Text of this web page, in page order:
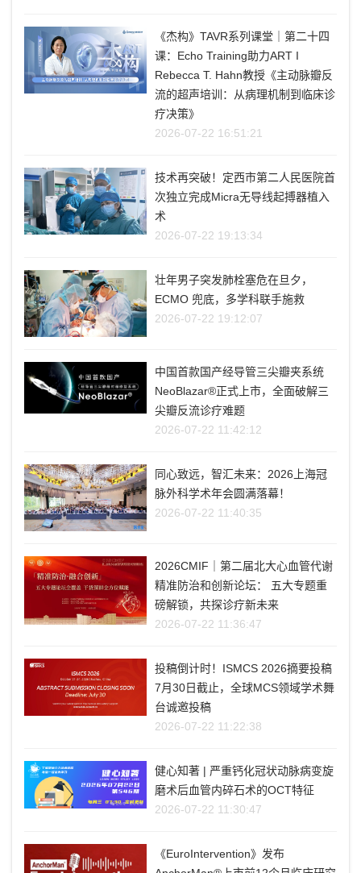
《杰构》TAVR系列课堂｜第二十四
课：Echo Training助力ART I
Rebecca T. Hahn教授《主动脉瓣反
流的超声培训：从病理机制到临床诊
疗决策》
2026-07-22 16:51:21
技术再突破！定西市第二人民医院首
次独立完成Micra无导线起搏器植入
术
2026-07-22 19:13:34
壮年男子突发肺栓塞危在旦夕，
ECMO 兜底，多学科联手施救
2026-07-22 19:12:07
中国首款国产经导管三尖瓣夹系统
NeoBlazar®正式上市，全面破解三
尖瓣反流诊疗难题
2026-07-22 11:42:12
同心致远，智汇未来：2026上海冠
脉外科学术年会圆满落幕！
2026-07-22 11:40:35
2026CMIF｜第二届北大心血管代谢
精准防治和创新论坛： 五大专题重
磅解锁，共探诊疗新未来
2026-07-22 11:36:47
投稿倒计时！ISMCS 2026摘要投稿
7月30日截止，全球MCS领域学术舞
台诚邀投稿
2026-07-22 11:22:38
健心知著 | 严重钙化冠状动脉病变旋
磨术后血管内碎石术的OCT特征
2026-07-22 11:30:47
《EuroIntervention》发布